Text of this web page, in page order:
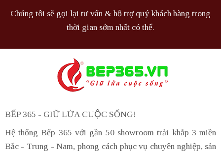
Chúng tôi sẽ gọi lại tư vấn & hỗ trợ quý khách hàng trong
thời gian sớm nhất có thể.
BẾP 365 - GIỮ LỬA CUỘC SỐNG!
Hệ thống Bếp 365 với gần 50 showroom trải khắp 3 miền
Bắc - Trung - Nam, phong cách phục vụ chuyên nghiệp, sản